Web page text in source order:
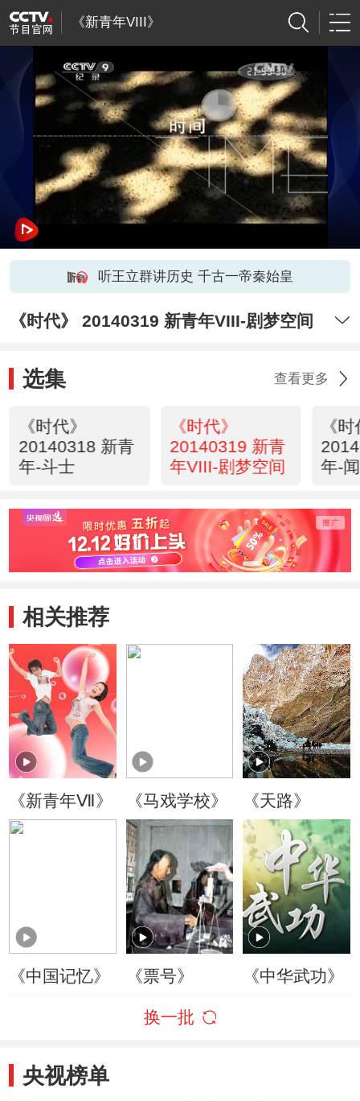
《新青年VIII》
听王立群讲历史 千古一帝秦始皇
《时代》 20140319 新青年VIII-剧梦空间
选集 查看更多
《时代》
20140318 新青
年-斗士
《时代》
20140319 新青
年VIII-剧梦空间
《
年-
相关推荐
《新青年Ⅶ》 《马戏学校》 《天路》
《中国记忆》 《票号》 《中华武功》
换一批
央视榜单